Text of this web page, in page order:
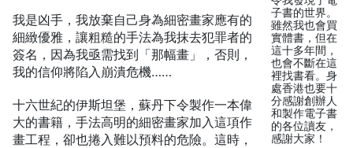
我是凶手，我放棄自己身為細密畫家應有的
細緻優雅，讓粗糙的手法為我抹去犯罪者的
簽名，因為我亟需找到「那幅畫」，否則，
我的信仰將陷入崩潰危機……
十六世紀的伊斯坦堡，蘇丹下令製作一本偉
大的書籍，手法高明的細密畫家加入這項作
畫工程，卻也捲入難以預料的危險。這時，
子書的世界。
雖然我也會買
實體書，但在
這十多年間，
也會不斷在這
裡找書看。身
處香港也要十
分感謝創辦人
和製作電子書
的各位讀友，
感謝大家！